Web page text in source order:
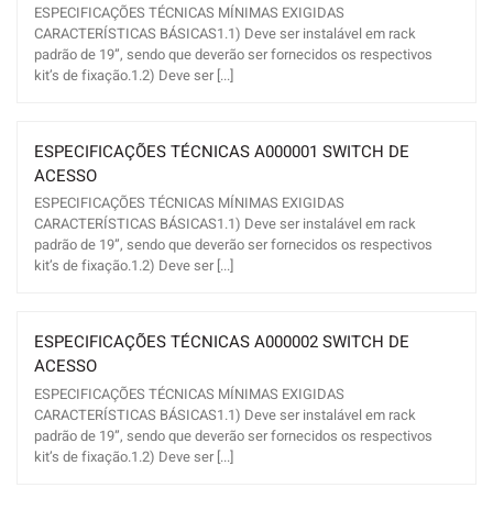
ESPECIFICAÇÕES TÉCNICAS MÍNIMAS EXIGIDAS
CARACTERÍSTICAS BÁSICAS1.1) Deve ser instalável em rack
padrão de 19”, sendo que deverão ser fornecidos os respectivos
kit’s de fixação.1.2) Deve ser [...]
ESPECIFICAÇÕES TÉCNICAS A000001 SWITCH DE
ACESSO
ESPECIFICAÇÕES TÉCNICAS MÍNIMAS EXIGIDAS
CARACTERÍSTICAS BÁSICAS1.1) Deve ser instalável em rack
padrão de 19”, sendo que deverão ser fornecidos os respectivos
kit’s de fixação.1.2) Deve ser [...]
ESPECIFICAÇÕES TÉCNICAS A000002 SWITCH DE
ACESSO
ESPECIFICAÇÕES TÉCNICAS MÍNIMAS EXIGIDAS
CARACTERÍSTICAS BÁSICAS1.1) Deve ser instalável em rack
padrão de 19”, sendo que deverão ser fornecidos os respectivos
kit’s de fixação.1.2) Deve ser [...]